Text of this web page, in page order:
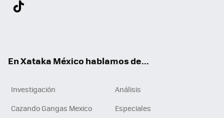
En Xataka México hablamos de...
Investigación
Análisis
Cazando Gangas Mexico
Especiales